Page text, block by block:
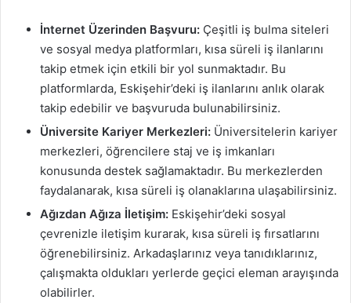
İnternet Üzerinden Başvuru: Çeşitli iş bulma siteleri
ve sosyal medya platformları, kısa süreli iş ilanlarını
takip etmek için etkili bir yol sunmaktadır. Bu
platformlarda, Eskişehir’deki iş ilanlarını anlık olarak
takip edebilir ve başvuruda bulunabilirsiniz.
Üniversite Kariyer Merkezleri: Üniversitelerin kariyer
merkezleri, öğrencilere staj ve iş imkanları
konusunda destek sağlamaktadır. Bu merkezlerden
faydalanarak, kısa süreli iş olanaklarına ulaşabilirsiniz.
Ağızdan Ağıza İletişim: Eskişehir’deki sosyal
çevrenizle iletişim kurarak, kısa süreli iş fırsatlarını
öğrenebilirsiniz. Arkadaşlarınız veya tanıdıklarınız,
çalışmakta oldukları yerlerde geçici eleman arayışında
olabilirler.